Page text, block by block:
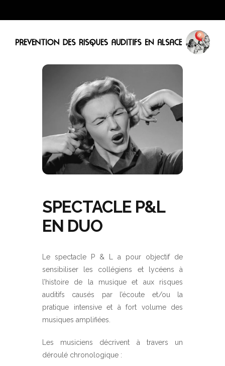
SPECTACLE P&L
EN DUO
Le spectacle P & L a pour objectif de
sensibiliser les collégiens et lycéens à
l’histoire de la musique et aux risques
auditifs causés par l’écoute et/ou la
pratique intensive et à fort volume des
musiques amplifiées.
Les musiciens décrivent à travers un
déroulé chronologique :